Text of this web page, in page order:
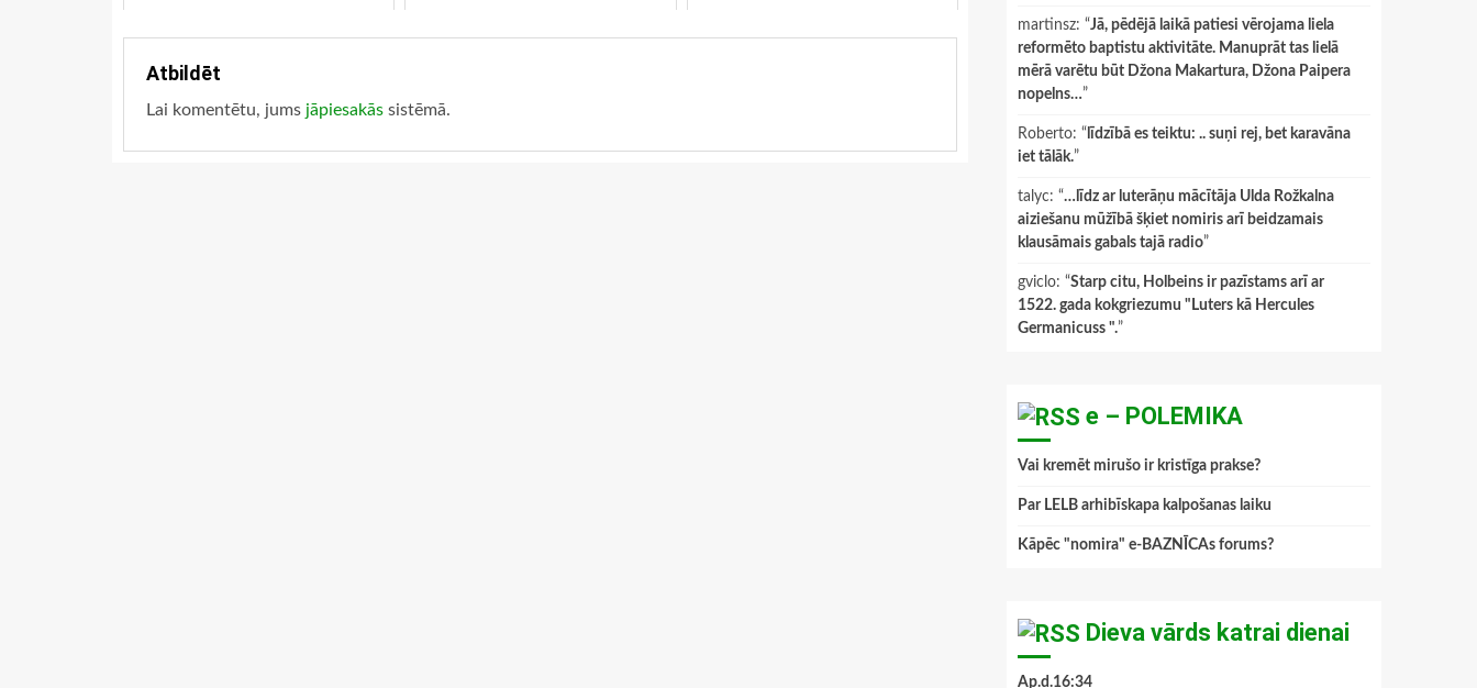
Atbildēt
Lai komentētu, jums jāpiesakās sistēmā.
martinsz: “Jā, pēdējā laikā patiesi vērojama liela
reformēto baptistu aktivitāte. Manuprāt tas lielā
mērā varētu būt Džona Makartura, Džona Paipera
nopelns…”
Roberto: “ līdzībā es teiktu: .. suņi rej, bet karavāna
iet tālāk.”
talyc: “…līdz ar luterāņu mācītāja Ulda Rožkalna
aiziešanu mūžībā šķiet nomiris arī beidzamais
klausāmais gabals tajā radio”
gviclo: “Starp citu, Holbeins ir pazīstams arī ar
1522. gada kokgriezumu "Luters kā Hercules
Germanicuss ".”
e – POLEMIKA
Vai kremēt mirušo ir kristīga prakse?
Par LELB arhibīskapa kalpošanas laiku
Kāpēc "nomira" e-BAZNĪCAs forums?
Dieva vārds katrai dienai
Ap.d.16:34